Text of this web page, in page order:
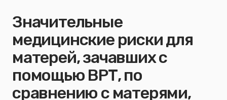
Значительные
медицинские риски для
матерей, зачавших с
помощью ВРТ, по
сравнению с матерями,